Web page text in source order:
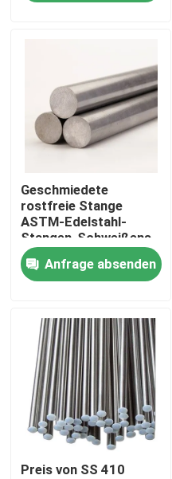
Videos
Werksbesichtigung
Qualitätskontrolle
Kontakt mit uns
Neuigkeiten
Bitte um ein Angebot
Edelstahl-Platten-Blätter
Geschmiedete
rostfreie Stange
ASTM-Edelstahl-
Stangen-Schweißens-
Rod 309 Preis-303
Anfrage absenden
Preis von SS 410